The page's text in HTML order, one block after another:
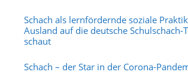
Schach als lernfördernde soziale
Ausland auf die deutsche Schulschach-
schaut
Schach – der Star in der Corona-